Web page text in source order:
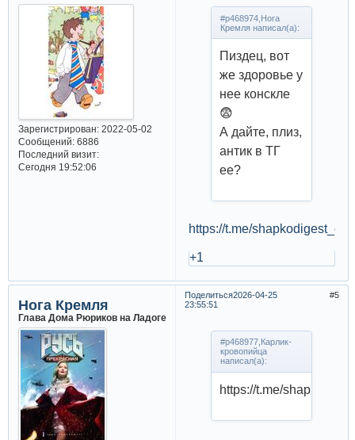
Зарегистрирован: 2022-05-02
Сообщений:6886
Последний визит:
Сегодня 19:52:06
#p468974,Нога
Кремля написал(а):
Пиздец, вот
же здоровье у
нее конскле
😨
А дайте, плиз,
антик в ТГ
ее?
https://t.me/
+1
Поделиться 5
2026-04-25
23:55:51
Нога Кремля
Глава Дома Рюриков на Ладоге
#p468977,Карлик-
кровопийца
написал(а):
https://t.me/